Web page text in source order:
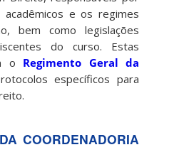
e os regimes
bem como legislações
do curso. Estas
o Regimento Geral da
específicos para
COORDENADORIA